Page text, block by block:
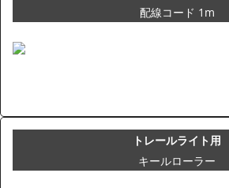
配線コード 1m
トレールライト用
キールローラー